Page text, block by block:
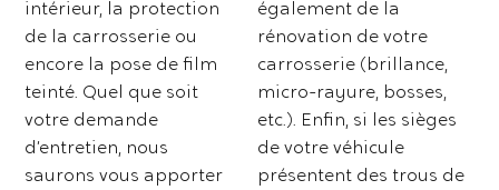
intérieur, la protection
de la carrosserie ou
encore la pose de film
teinté. Quel que soit
votre demande
d’entretien, nous
saurons vous apporter
également de la
rénovation de votre
carrosserie (brillance,
micro-rayure, bosses,
etc.). Enfin, si les sièges
de votre véhicule
présentent des trous de